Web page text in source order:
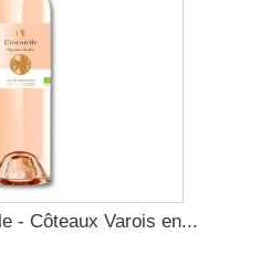
- Côteaux Varois en...